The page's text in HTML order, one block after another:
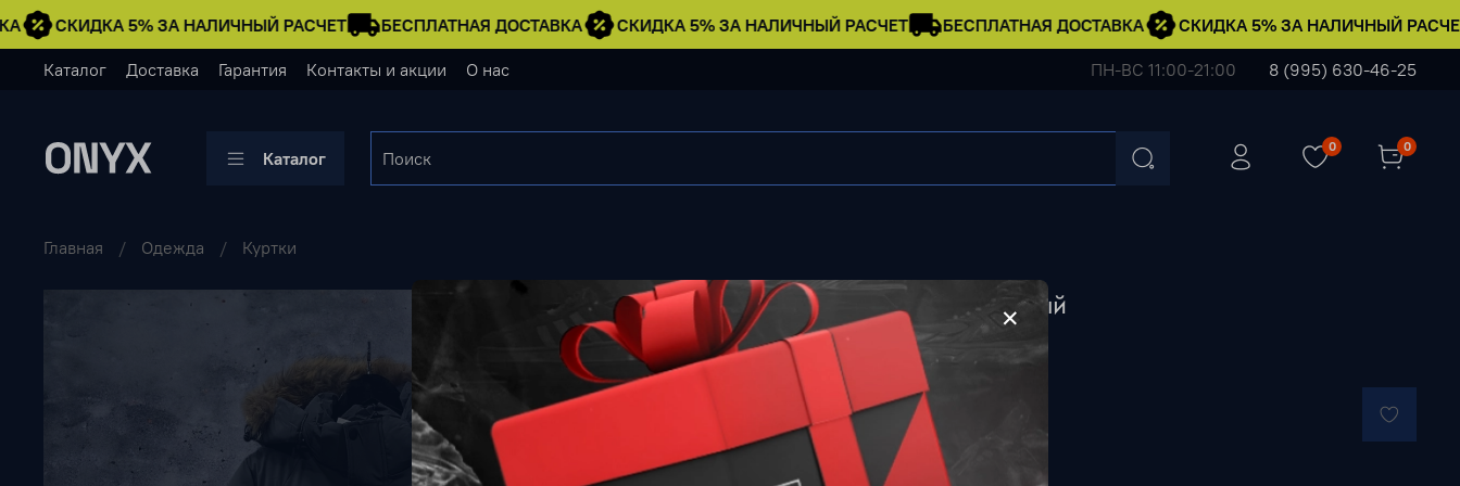
СКИДКА 5% ЗА НАЛИЧНЫЙ РАСЧЕТ БЕСПЛАТНАЯ ДОСТАВКА СКИДКА 5% ЗА НАЛИЧНЫЙ РАСЧЕТ БЕСПЛАТНАЯ ДОСТАВКА СКИДКА 5% ЗА НАЛИЧНЫЙ РАСЧЕТ
Каталог Доставка Гарантия Контакты и акции О нас ПН-ВС 11:00-21:00 8 (995) 630-46-25
Каталог
0 0
Главная Одежда Куртки
Куртка Lyle Scott #1 • Серый
5 990 ₽
Нет в наличии